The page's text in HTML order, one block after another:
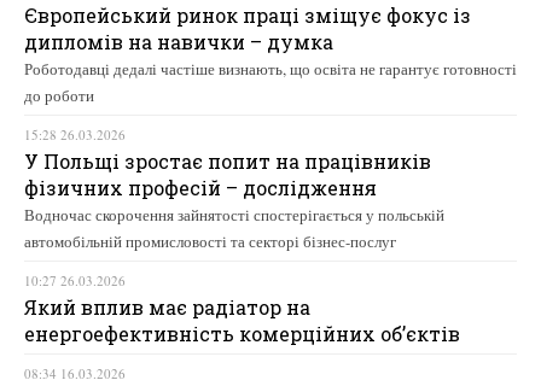
Європейський ринок праці зміщує фокус із
дипломів на навички – думка
Роботодавці дедалі частіше визнають, що освіта не гарантує готовності
до роботи
15:28 26.03.2026
У Польщі зростає попит на працівників
фізичних професій – дослідження
Водночас скорочення зайнятості спостерігається у польській
автомобільній промисловості та секторі бізнес-послуг
10:27 26.03.2026
Який вплив має радіатор на
енергоефективність комерційних об’єктів
08:34 16.03.2026